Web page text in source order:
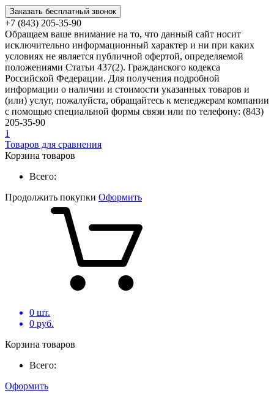
Заказать бесплатный звонок
+7 (843) 205-35-90
Обращаем ваше внимание на то, что данный сайт носит
исключительно информационный характер и ни при каких
условиях не является публичной офертой, определяемой
положениями Статьи 437(2). Гражданского кодекса
Российской Федерации. Для получения подробной
информации о наличии и стоимости указанных товаров и
(или) услуг, пожалуйста, обращайтесь к менеджерам компании
с помощью специальной формы связи или по телефону: (843)
205-35-90
1
Товаров для сравнения
Корзина товаров
Всего:
Продолжить покупки Оформить
0 шт.
0 руб.
Корзина товаров
Всего:
Оформить